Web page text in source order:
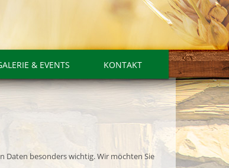
& EVENTS KONTAKT
Daten besonders wichtig. Wir möchten Sie